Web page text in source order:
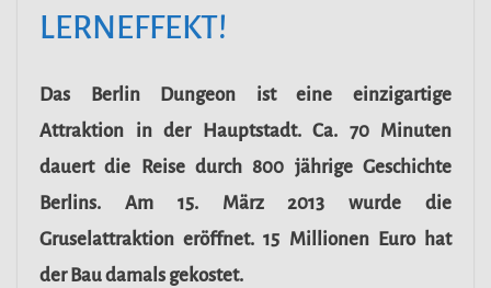
LERNEFFEKT!
Das Berlin Dungeon ist eine einzigartige
Attraktion in der Hauptstadt. Ca. 70 Minuten
dauert die Reise durch 800 jährige Geschichte
Berlins. Am 15. März 2013 wurde die
Gruselattraktion eröffnet. 15 Millionen Euro hat
der Bau damals gekostet.